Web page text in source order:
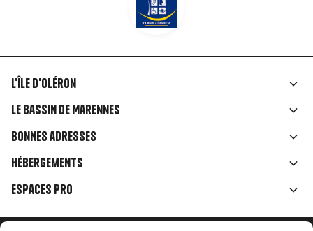
Liens
rubriques
L'île d'Oléron
Le Bassin de Marennes
Bonnes adresses
Hébergements
Espaces Pro